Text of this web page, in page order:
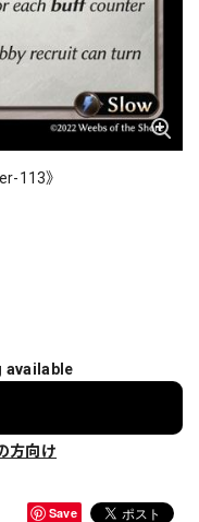
113》
available
方向け
Save